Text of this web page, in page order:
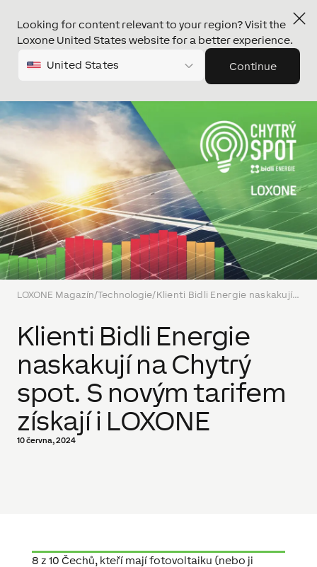
Looking for content relevant to your region? Visit the
Loxone United States website for a better experience.
United States Continue
LOXONE Magazín/Technologie/ Klienti Bidli Energie naskakují na Chytrý spot. S novým tarifem získají i LOXONE
Klienti Bidli Energie
naskakují na Chytrý
spot. S novým tarifem
získají i LOXONE
10 června, 2024
8 z 10 Čechů, kteří mají fotovoltaiku (nebo ji